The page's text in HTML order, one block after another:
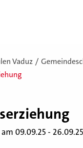
Vaduz
09.09.25 - 26.09.25